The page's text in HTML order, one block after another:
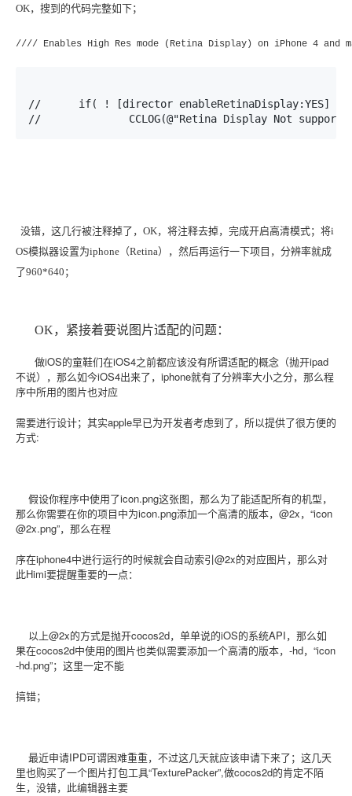
OK，搜到的代码完整如下；
//// Enables High Res mode (Retina Display) on iPhone 4
//	if( ! [director enableRetinaDisplay:YES] )
//		CCLOG(@"Retina Display Not
没错，这几行被注释掉了，OK，将注释去掉，完成开启高清模式；将i
OS模拟器设置为iphone（Retina），然后再运行一下项目，分辨率就成
了960*640；
OK，紧接着要说图片适配的问题：
做iOS的童鞋们在iOS4之前都应该没有所谓适配的概念（抛开ipad
不说），那么如今iOS4出来了，iphone就有了分辨率大小之分，那么程
序中所用的图片也对应
需要进行设计；其实apple早已为开发者考虑到了，所以提供了很方便的
方式:
假设你程序中使用了icon.png这张图，那么为了能适配所有的机型，
那么你需要在你的项目中为icon.png添加一个高清的版本，@2x，“icon
@2x.png”，那么在程
序在iphone4中进行运行的时候就会自动索引@2x的对应图片，那么对
此Himi要提醒重要的一点：
以上@2x的方式是抛开cocos2d，单单说的iOS的系统API，那么如
果在cocos2d中使用的图片也类似需要添加一个高清的版本，-hd，“icon
-hd.png”；这里一定不能
搞错；
最近申请IPD可谓困难重重，不过这几天就应该申请下来了；这几天
里也购买了一个图片打包工具“TexturePacker”,做cocos2d的肯定不陌
生，没错，此编辑器主要